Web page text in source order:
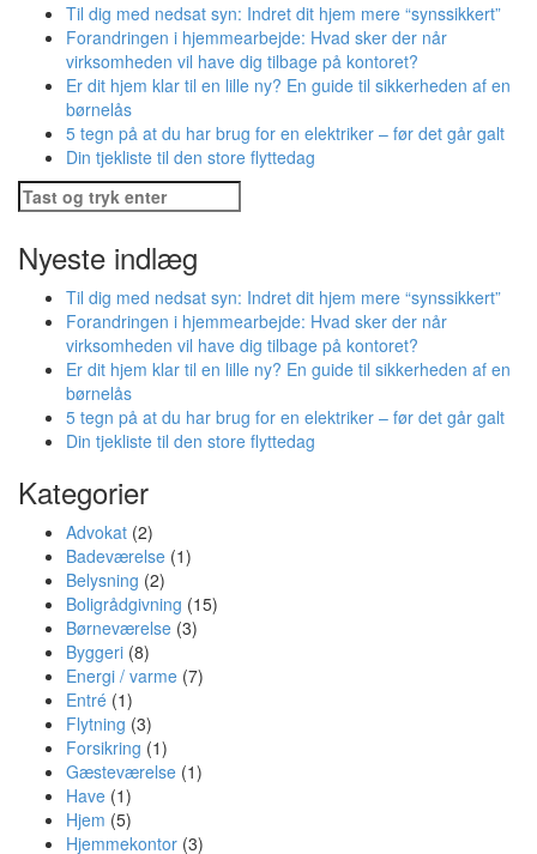
Til dig med nedsat syn: Indret dit hjem mere “synssikkert”
Forandringen i hjemmearbejde: Hvad sker der når
virksomheden vil have dig tilbage på kontoret?
Er dit hjem klar til en lille ny? En guide til sikkerheden af en
børnelås
5 tegn på at du har brug for en elektriker – før det går galt
Din tjekliste til den store flyttedag
Søg
efter:
Nyeste indlæg
Til dig med nedsat syn: Indret dit hjem mere “synssikkert”
Forandringen i hjemmearbejde: Hvad sker der når
virksomheden vil have dig tilbage på kontoret?
Er dit hjem klar til en lille ny? En guide til sikkerheden af en
børnelås
5 tegn på at du har brug for en elektriker – før det går galt
Din tjekliste til den store flyttedag
Kategorier
Advokat (2)
Badeværelse (1)
Belysning (2)
Boligrådgivning (15)
Børneværelse (3)
Byggeri (8)
Energi / varme (7)
Entré (1)
Flytning (3)
Forsikring (1)
Gæsteværelse (1)
Have (1)
Hjem (5)
Hjemmekontor (3)